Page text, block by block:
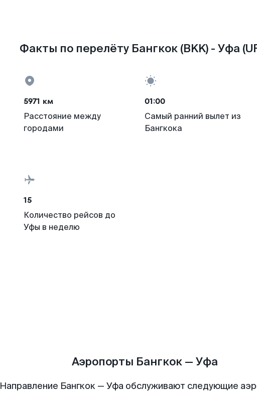
Факты по перелёту Бангкок (BKK) - Уфа
5971 км
Расстояние между
городами
01:00
Самый ранний вылет из
Бангкока
15
Количество рейсов до
Уфы в неделю
Аэропорты Бангкок — Уфа
Направление Бангкок — Уфа обслуживают следующие